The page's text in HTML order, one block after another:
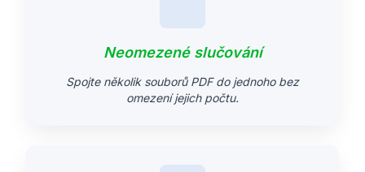
Neomezené slučování
Spojte několik souborů PDF do jednoho bez
omezení jejich počtu.